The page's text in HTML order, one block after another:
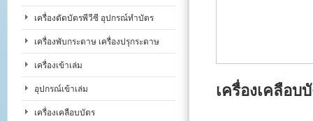
เครื่องเคลือบ
เครื่องตัดบัตรพีวีซี อุปกรณ์ทำบัตร
เครื่องพับกระดาษ เครื่องปรุกระดาษ
เครื่องเข้าเล่ม
อุปกรณ์เข้าเล่ม
เครื่องเคลือบบัตร